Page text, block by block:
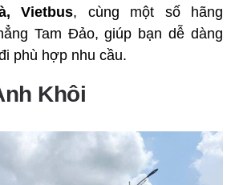
Vietbus, cùng một số hãng
Tam Đảo, giúp bạn dễ dàng
phù hợp nhu cầu.
Khôi